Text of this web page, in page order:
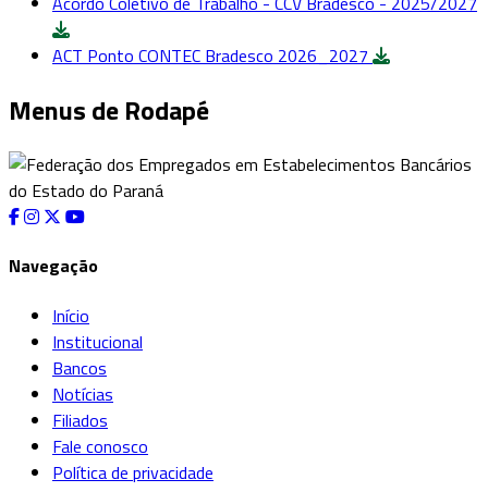
ACT Ponto CONTEC Bradesco 2026_2027
Menus de Rodapé
Navegação
Início
Institucional
Bancos
Notícias
Filiados
Fale conosco
Política de privacidade